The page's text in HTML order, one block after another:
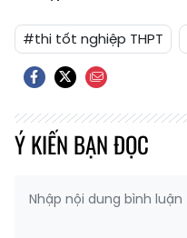
#thi tốt nghiệp THPT
Ý KIẾN BẠN ĐỌC